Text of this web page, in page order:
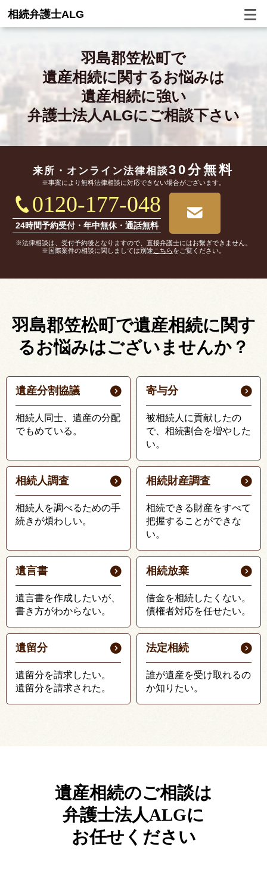
相続弁護士ALG
羽島郡笠松町で
遺産相続に関するお悩みは
遺産相続に強い
弁護士法人ALGにご相談下さい
来所・オンライン法律相談30分無料
※事案により無料法律相談に対応できない場合がございます。
0120-177-048
24時間予約受付・年中無休・通話無料
※法律相談は、受付予約後となりますので、直接弁護士にはお繋ぎできません。
※国際案件の相談に関しましては別途 こちらをご覧ください。
羽島郡笠松町で遺産相続に関す
るお悩みはございませんか？
遺産分割協議
相続人同士、遺産の分配
でもめている。
寄与分
被相続人に貢献したの
で、相続割合を増やした
い。
相続人調査
相続人を調べるための手
続きが煩わしい。
相続財産調査
相続できる財産をすべて
把握することができな
い。
遺言書
遺言書を作成したいが、
書き方がわからない。
相続放棄
借金を相続したくない。
債権者対応を任せたい。
遺留分
遺留分を請求したい。
遺留分を請求された。
法定相続
誰が遺産を受け取れるの
か知りたい。
遺産相続のご相談は
弁護士法人ALGに
お任せください